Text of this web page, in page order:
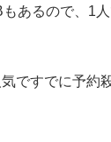
あるので、1
ですでに予約